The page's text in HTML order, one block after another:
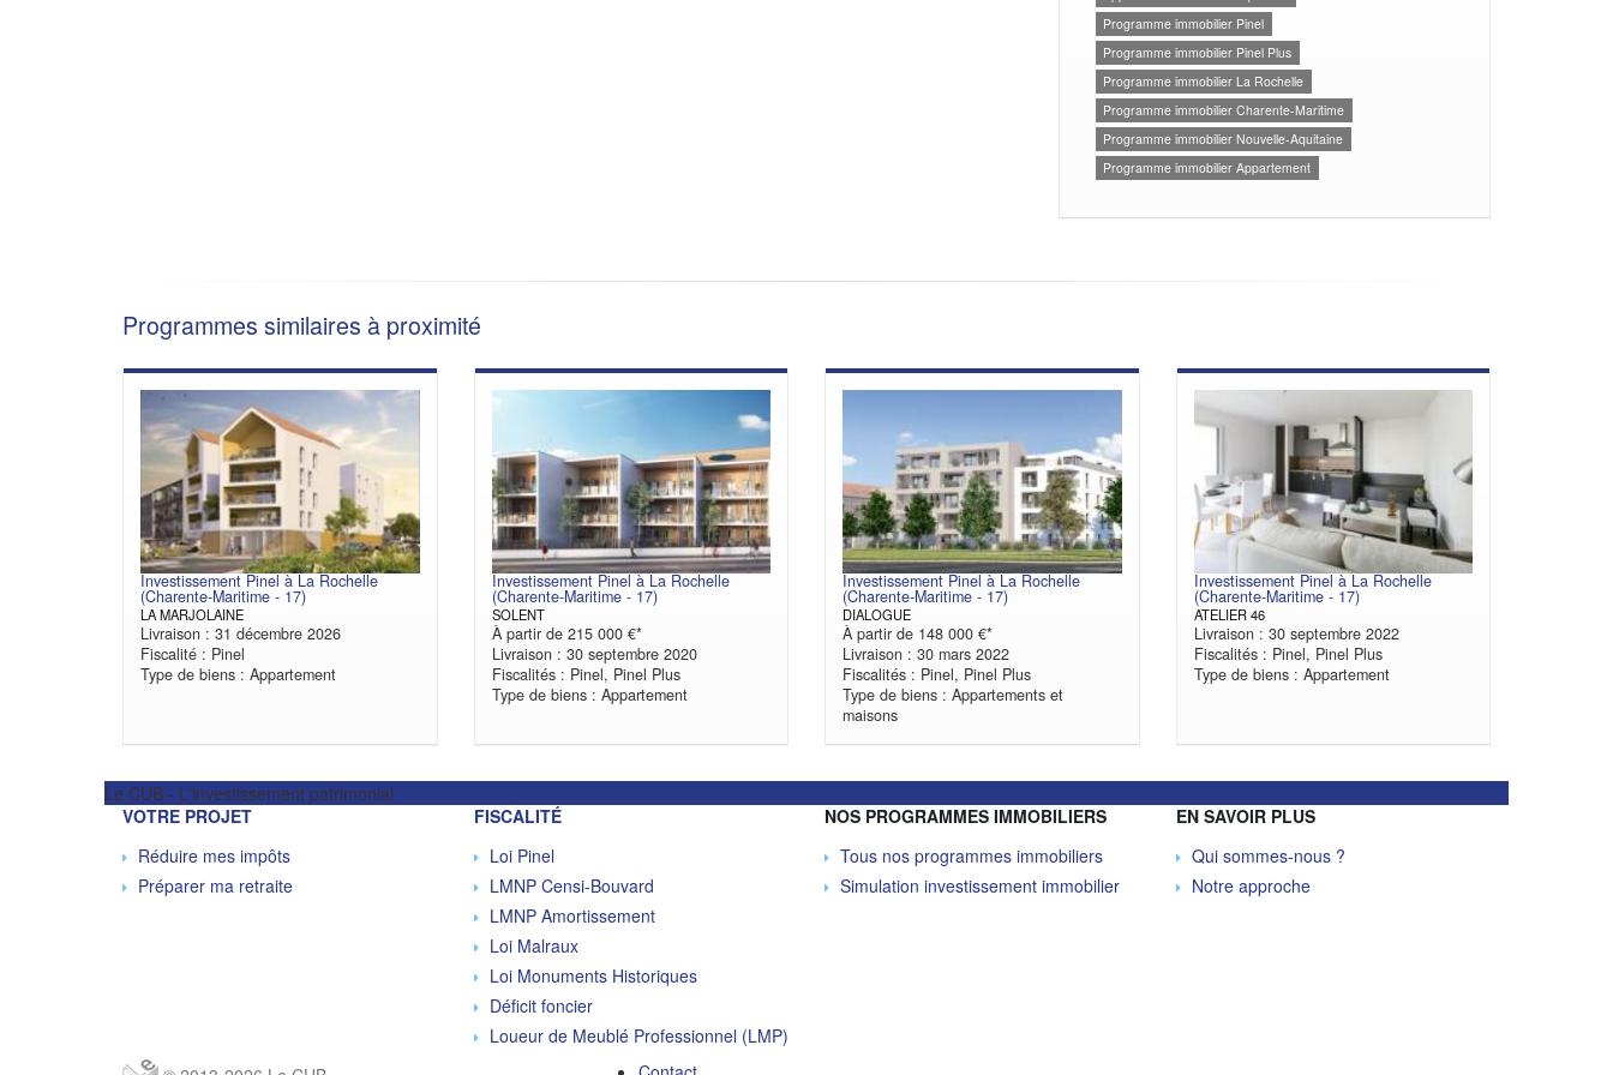
Programme immobilier Pinel
Programme immobilier Pinel Plus
Programme immobilier La Rochelle
Programme immobilier Charente-Maritime
Programme immobilier Nouvelle-Aquitaine
Programme immobilier Appartement
Programmes similaires à proximité
Investissement Pinel à La Rochelle
(Charente-Maritime - 17)
LA MARJOLAINE
Livraison : 31 décembre 2026
Fiscalité : Pinel
Type de biens : Appartement
Investissement Pinel à La Rochelle
(Charente-Maritime - 17)
SOLENT
À partir de 215 000 €*
Livraison : 30 septembre 2020
Fiscalités : Pinel, Pinel Plus
Type de biens : Appartement
Investissement Pinel à La Rochelle
(Charente-Maritime - 17)
DIALOGUE
À partir de 148 000 €*
Livraison : 30 mars 2022
Fiscalités : Pinel, Pinel Plus
Type de biens : Appartements et
maisons
Investissement Pinel à La Rochelle
(Charente-Maritime - 17)
ATELIER 46
Livraison : 30 septembre 2022
Fiscalités : Pinel, Pinel Plus
Type de biens : Appartement
Le CUB - L'investissement patrimonial
VOTRE PROJET
Réduire mes impôts
Préparer ma retraite
FISCALITÉ
Loi Pinel
LMNP Censi-Bouvard
LMNP Amortissement
Loi Malraux
Loi Monuments Historiques
Déficit foncier
Loueur de Meublé Professionnel (LMP)
NOS PROGRAMMES IMMOBILIERS
Tous nos programmes immobiliers
Simulation investissement immobilier
EN SAVOIR PLUS
Qui sommes-nous ?
Notre approche